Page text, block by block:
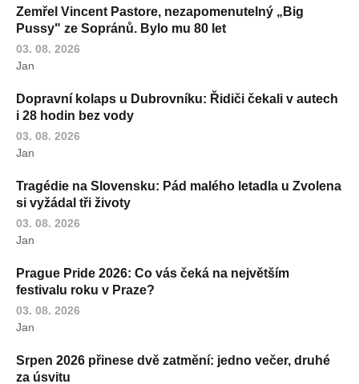
Zemřel Vincent Pastore, nezapomenutelný „Big
Pussy" ze Sopránů. Bylo mu 80 let
03. 08. 2026
Jan
Dopravní kolaps u Dubrovníku: Řidiči čekali v autech
i 28 hodin bez vody
03. 08. 2026
Jan
Tragédie na Slovensku: Pád malého letadla u Zvolena
si vyžádal tři životy
03. 08. 2026
Jan
Prague Pride 2026: Co vás čeká na největším
festivalu roku v Praze?
03. 08. 2026
Jan
Srpen 2026 přinese dvě zatmění: jedno večer, druhé
za úsvitu